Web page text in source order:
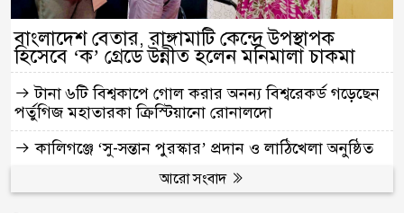
বাংলাদেশ বেতার, রাঙ্গামাটি কেন্দ্রে উপস্থাপক
হিসেবে ‘ক’ গ্রেডে উন্নীত হলেন মনিমালা চাকমা
টানা ৬টি বিশ্বকাপে গোল করার অনন্য বিশ্বরেকর্ড গড়েছেন
পর্তুগিজ মহাতারকা ক্রিস্টিয়ানো রোনালদো
কালিগঞ্জে ‘সু-সন্তান পুরস্কার’ প্রদান ও লাঠিখেলা অনুষ্ঠিত
আরো সংবাদ